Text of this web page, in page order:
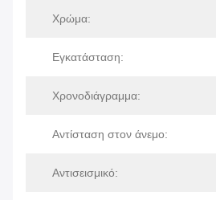
Χρώμα:
Εγκατάσταση:
Χρονοδιάγραμμα:
Αντίσταση στον άνεμο:
Αντισεισμικό: